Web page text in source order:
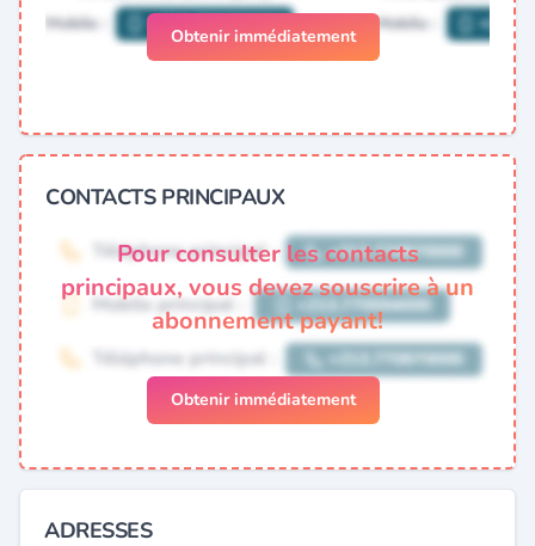
Obtenir immédiatement
CONTACTS PRINCIPAUX
Pour consulter les contacts
principaux, vous devez souscrire à un
abonnement payant!
Obtenir immédiatement
ADRESSES